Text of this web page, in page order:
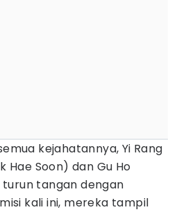
kejahatannya, Yi Rang
Hae Soon) dan Gu Ho
turun tangan dengan
kali ini, mereka tampil